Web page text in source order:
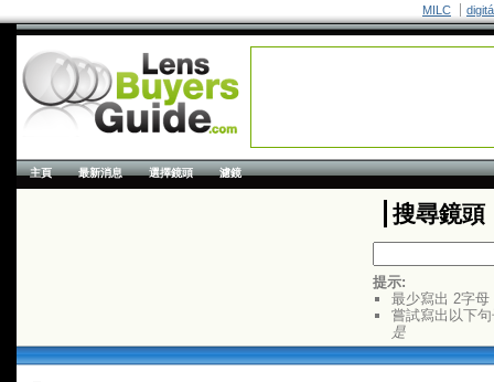
MILC
主頁 最新消息 選擇鏡頭 濾鏡
搜尋鏡頭
提示:
最少寫出 2字母
嘗試寫出以下
是